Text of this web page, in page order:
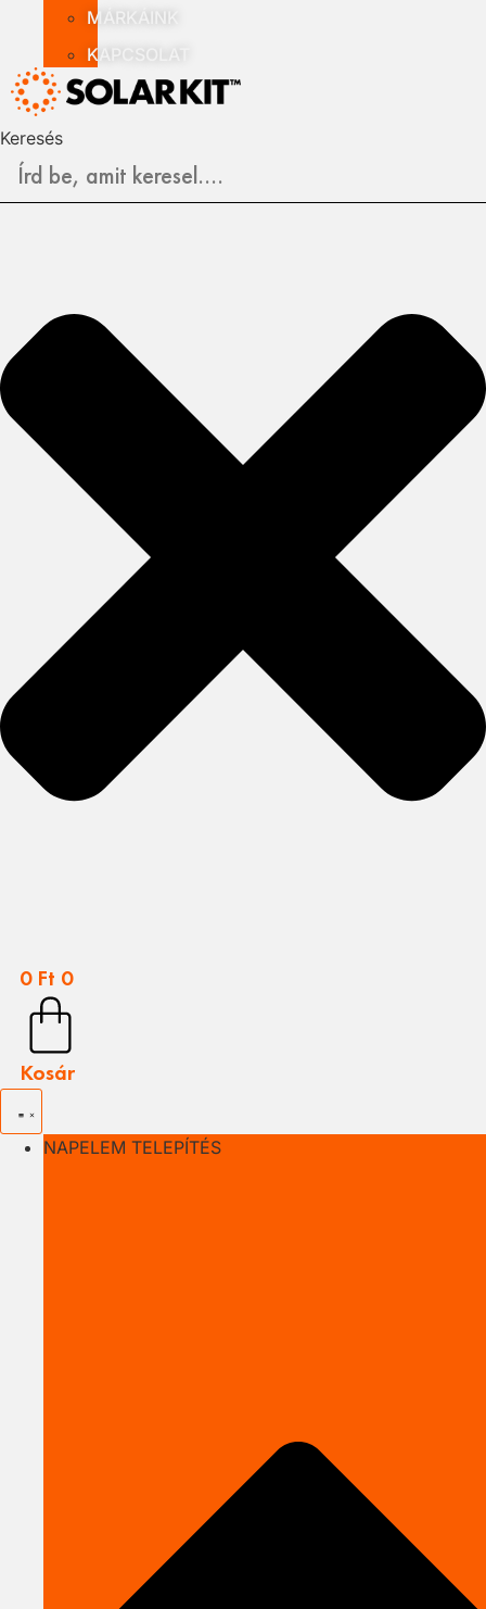
MÁRKÁINK
KAPCSOLAT
Keresés
0 Ft 0
Kosár
NAPELEM TELEPÍTÉS